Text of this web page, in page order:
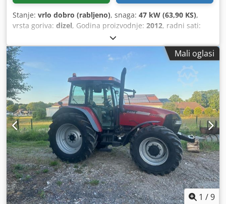
Stanje: vrlo dobro (rabljeno), snaga: 47 kW (63,90 KS),
vrsta goriva: dizel, Godina proizvodnje: 2012, radni sati:
Mali oglasi
1 /9